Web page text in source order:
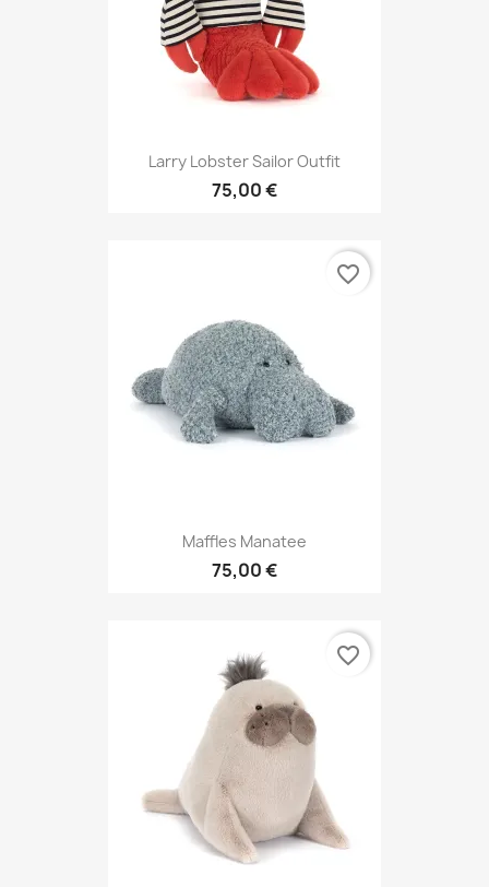
Larry Lobster Sailor Outfit
75,00 €
Maffles Manatee
75,00 €
favorite_border
favorite_border